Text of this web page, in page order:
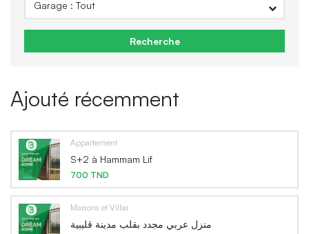
Recherche
Ajouté récemment
Appartement
S+2 à Hammam Lif
700 TND
Maisons et Villas
منزل عربي مجدد بقلب مدينة قليبية